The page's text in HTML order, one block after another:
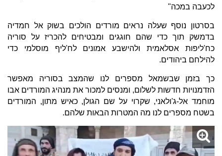
לכעבה במכה"
בסרטון נוסף שעלה נראים מורדים הולכים בשוק אל חמדיה
בדמשק תוך כדי שהם חוגגים ומבטיחים להכריז על סוריה
כח'ליפות אסלאמית ולהישבע אמונים לח'ליף מוסלמי כדי
להילחם ביהודים.
כך בזמן שבשמאל מספרים לנו שהמצב בסוריה מאפשר
הזדמנויות חדשות לשלום, ומנסים למכור את מנהיג המורדים אבו
מוחמד אל-ג'ולאני, שקרוי על שם הגולן, כאיש מתון, המורדים
בשטח מספרים לנו מה המטרות הבאות שלהם.